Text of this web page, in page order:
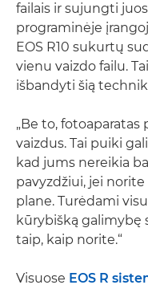
failais ir sujungti
programinėje
EOS R10 sukurtų
vienu vaizdo failu.
išbandyti šią
„Be to,
vaizdus. Tai puiki
kad jums nereikia
pavyzdžiui, jei
plane. Turėdami
kūrybišką galimybę
taip, kaip norite.“
Visuose EOS R